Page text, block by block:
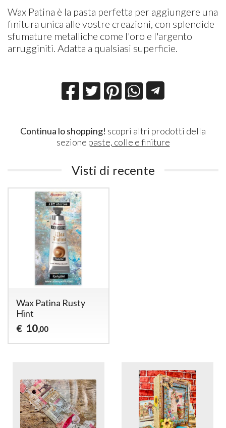
Wax Patina è la pasta perfetta per aggiungere una
finitura unica alle vostre creazioni, con splendide
sfumature metalliche come l'oro e l'argento
arrugginiti. Adatta a qualsiasi superficie.
Continua lo shopping! scopri altri prodotti della
sezione paste, colle e finiture
Visti di recente
Wax Patina Rusty
Hint
€ 10,00